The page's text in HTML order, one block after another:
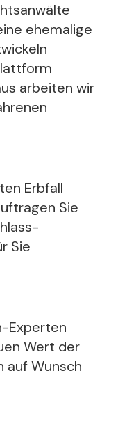
ehemalige
arbeiten wir
Erbfall
Sie
Sie
Experten
Wert der
auf Wunsch